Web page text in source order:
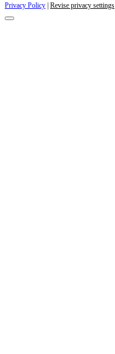
Privacy Policy | Revise privacy settings